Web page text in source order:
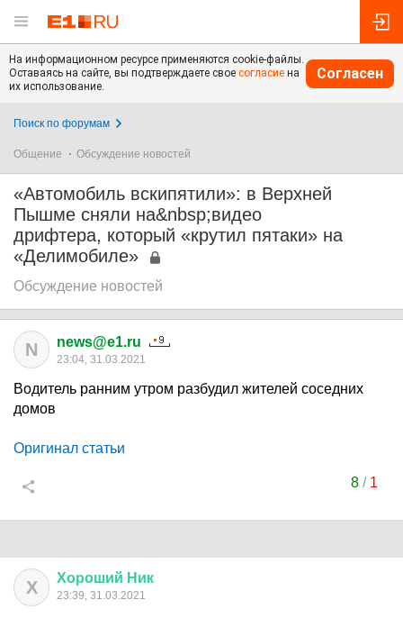
На информационном ресурсе применяются cookie-файлы.
Оставаясь на сайте, вы подтверждаете свое согласие на
их использование.
Согласен
Поиск по форумам
Общение Обсуждение новостей
«Автомобиль вскипятили»: в Верхней
Пышме сняли на&nbsp;видео
дрифтера, который «крутил пятаки» на
«Делимобиле»
Обсуждение новостей
N news@e1.ru
23:04, 31.03.2021
Водитель ранним утром разбудил жителей соседних
домов
Оригинал статьи
8/ 1
Х Хороший Ник
23:39, 31.03.2021